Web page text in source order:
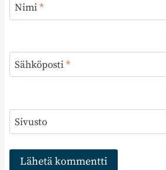
Nimi*
Sähköposti*
Sivusto